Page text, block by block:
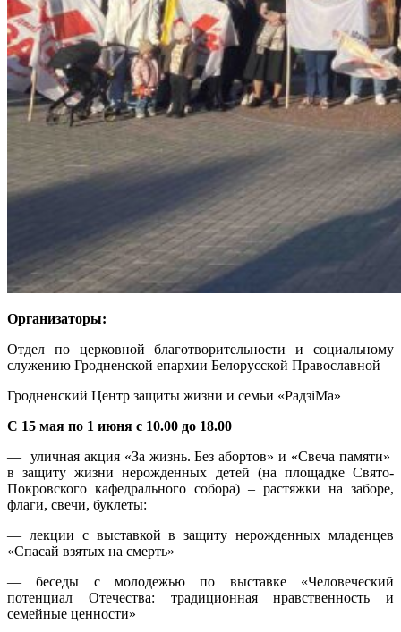
Организаторы:
Отдел по церковной благотворительности и социальному
служению Гродненской епархии Белорусской Православной
Гродненский Центр защиты жизни и семьи «РадзiМа»
С 15 мая по 1 июня с 10.00 до 18.00
— уличная акция «За жизнь. Без абортов» и «Свеча памяти»
в защиту жизни нерожденных детей (на площадке Свято-
Покровского кафедрального собора) – растяжки на заборе,
флаги, свечи, буклеты:
— лекции с выставкой в защиту нерожденных младенцев
«Спасай взятых на смерть»
— беседы с молодежью по выставке «Человеческий
потенциал Отечества: традиционная нравственность и
семейные ценности»